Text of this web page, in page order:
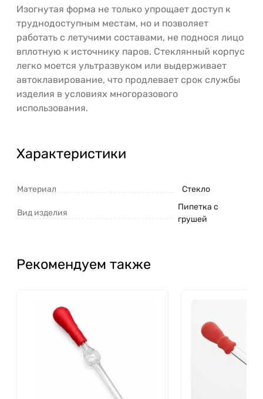
Изогнутая форма не только упрощает доступ к
труднодоступным местам, но и позволяет
работать с летучими составами, не поднося лицо
вплотную к источнику паров. Стеклянный корпус
легко моется ультразвуком или выдерживает
автоклавирование, что продлевает срок службы
изделия в условиях многоразового
использования.
Характеристики
Материал Стекло
Вид изделия
Пипетка с
грушей
Рекомендуем также